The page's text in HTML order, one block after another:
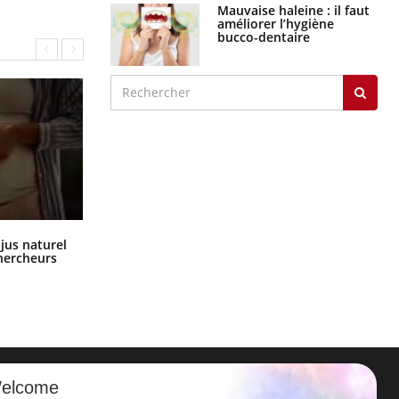
jus naturel
graves
Maladie de Charcot
amyotrophique)